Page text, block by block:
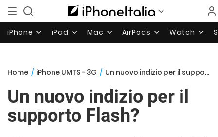
iPhone iPad Mac AirPods Watch
Home / iPhone UMTS - 3G / Un nuovo indizio per il supporto Flash?
Un nuovo indizio per il
supporto Flash?